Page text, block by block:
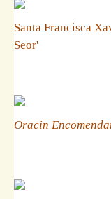
Santa Francisca
Seor'
Oracin